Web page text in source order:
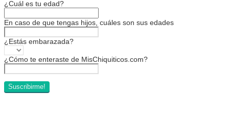
¿Cuál es tu edad?
En caso de que tengas hijos, cuáles son sus edades
¿Estás embarazada?
¿Cómo te enteraste de MisChiquiticos.com?